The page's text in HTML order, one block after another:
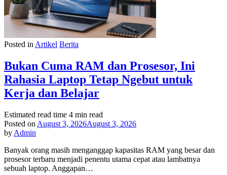
Posted in Artikel Berita
Bukan Cuma RAM dan Prosesor, Ini
Rahasia Laptop Tetap Ngebut untuk
Kerja dan Belajar
Estimated read time 4 min read
Posted on August 3, 2026August 3, 2026
by Admin
Banyak orang masih menganggap kapasitas RAM yang besar dan
prosesor terbaru menjadi penentu utama cepat atau lambatnya
sebuah laptop. Anggapan…